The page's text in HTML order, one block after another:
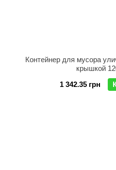
Контейнер для мусора
крышкой
1 342.35 грн